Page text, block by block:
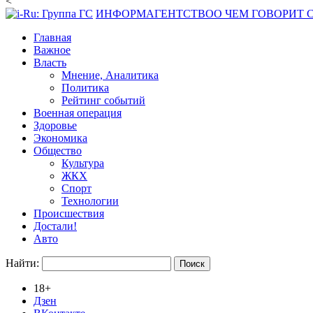
ИНФОРМАГЕНТСТВОО ЧЕМ ГОВОРИТ
Главная
Важное
Власть
Мнение, Аналитика
Политика
Рейтинг событий
Военная операция
Здоровье
Экономика
Общество
Культура
ЖКХ
Спорт
Технологии
Происшествия
Достали!
Авто
Найти:
18+
Дзен